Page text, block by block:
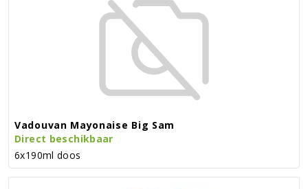
Vadouvan Mayonaise Big Sam
Direct beschikbaar
6x190ml doos